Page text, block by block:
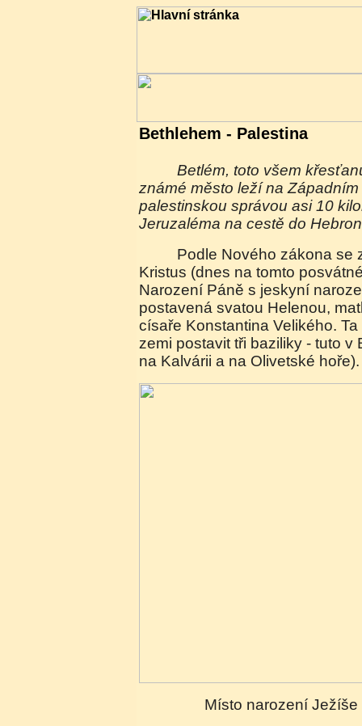
Bethlehem - Palestina
Betlém, toto všem křesťanům, ale nejen jim,
známé město leží na
palestinskou správou asi 10
Jeruzaléma na cestě do
Podle Nového zákona se zde narodil Ježíš
Kristus (dnes na tomto
Narození Páně s jeskyní
postavená svatou Helenou,
císaře Konstantina Velikého.
zemi postavit tři baziliky - tuto v
na Kalvárii a na Olivetské
Místo narození